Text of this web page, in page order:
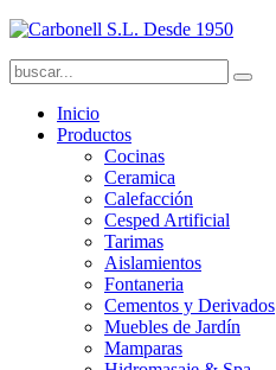
Inicio
Productos
Cocinas
Ceramica
Calefacción
Cesped Artificial
Tarimas
Aislamientos
Fontaneria
Cementos y Derivados
Muebles de Jardín
Mamparas